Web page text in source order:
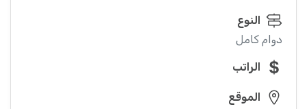
النوع
دوام كامل
الراتب
الموقع